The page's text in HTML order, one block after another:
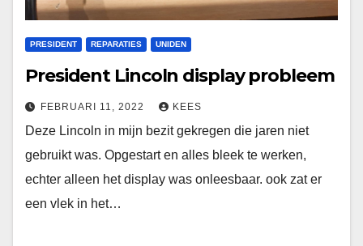
PRESIDENT REPARATIES UNIDEN
President Lincoln display probleem
FEBRUARI 11, 2022 KEES
Deze Lincoln in mijn bezit gekregen die jaren niet
gebruikt was. Opgestart en alles bleek te werken,
echter alleen het display was onleesbaar. ook zat er
een vlek in het…